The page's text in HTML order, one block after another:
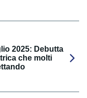
2025: Debutta
che molti